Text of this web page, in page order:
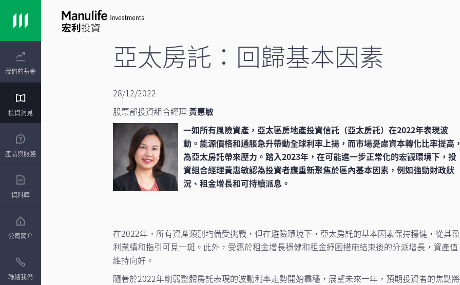
我們的基金
投資洞見
產品與服務
資料庫
公司簡介
聯絡我們
亞太房託：回歸基本因素
28/12/2022
股票部投資組合經理黃惠敏
一如所有風險資產，亞太區房地產投資信託（亞太房託）在2022年表現波
動。能源價格和通脹急升帶動全球利率上揚，而市場憂慮資本轉化比率提高
為亞太房託帶來壓力。踏入2023年，在可能進一步正常化的宏觀環境下，投
資組合經理黃惠敏認為投資者應重新聚焦於區內基本因素，例如強勁財政狀
況、租金增長和可持續派息。
在2022年，所有資產類別均備受挑戰，但在避險環境下，亞太房託的基本因素保持穩健，從其盈
利業績和指引可見一斑。此外，受惠於租金增長穩健和租金紓困措施結束後的分派增長，資產值
維持向好。
隨著於2022年削弱整體房託表現的波動利率走勢開始靠穩，展望未來一年，預期投資者的焦點將